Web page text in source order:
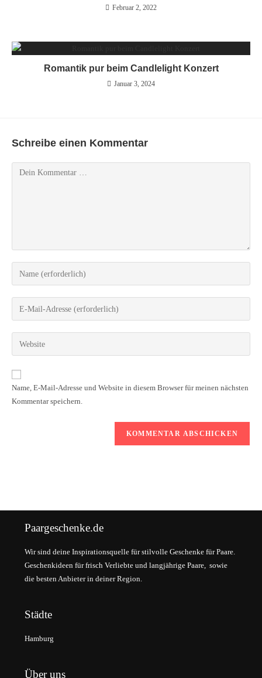
Februar 2, 2022
Romantik pur beim Candlelight Konzert
Januar 3, 2024
Schreibe einen Kommentar
Name, E-Mail-Adresse und Website in diesem Browser für meinen nächsten
Kommentar speichern.
Paargeschenke.de
Wir sind deine Inspirationsquelle für stilvolle Geschenke für Paare.
Geschenkideen für frisch Verliebte und langjährige Paare, sowie
die besten Anbieter in deiner Region.
Städte
Hamburg
Über uns